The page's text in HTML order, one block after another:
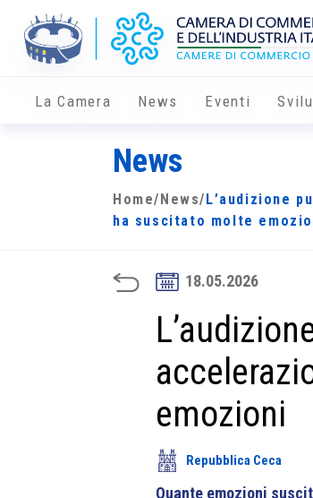
La Camera News Eventi
News
Home/ News/ L’audizione
ha suscitato molte
18.05.2026
emozioni
Repubblica Ceca
Quante emozioni